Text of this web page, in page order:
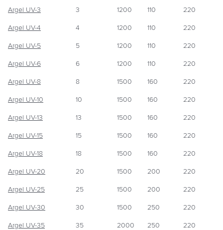
Argel UV-3 3 1200 110 220
Argel UV-4 4 1200 110 220
Argel UV-5 5 1200 110 220
Argel UV-6 6 1200 110 220
Argel UV-8 8 1500 160 220
Argel UV-10 10 1500 160 220
Argel UV-13 13 1500 160 220
Argel UV-15 15 1500 160 220
Argel UV-18 18 1500 160 220
Argel UV-20 20 1500 200 220
Argel UV-25 25 1500 200 220
Argel UV-30 30 1500 250 220
Argel UV-35 35 2000 250 220